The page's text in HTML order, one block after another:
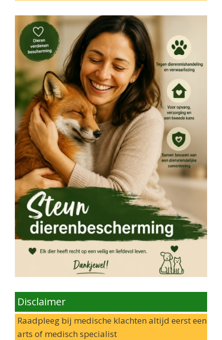
Disclaimer
Raadpleeg bij medische klachten altijd eerst een
arts of medisch specialist